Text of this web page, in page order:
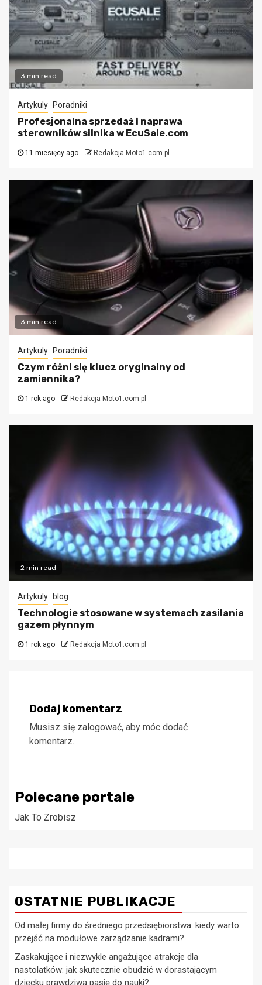
3 min read
Artykuly Poradniki
Profesjonalna sprzedaż i naprawa
sterowników silnika w EcuSale.com
11 miesięcy ago Redakcja Moto1.com.pl
3 min read
Artykuly Poradniki
Czym różni się klucz oryginalny od
zamiennika?
1 rok ago Redakcja Moto1.com.pl
2 min read
Artykuly blog
Technologie stosowane w systemach zasilania
gazem płynnym
1 rok ago Redakcja Moto1.com.pl
Dodaj komentarz
Musisz się zalogować, aby móc dodać
komentarz.
Polecane portale
Jak To Zrobisz
OSTATNIE PUBLIKACJE
Od małej firmy do średniego przedsiębiorstwa. kiedy warto
przejść na modułowe zarządzanie kadrami?
Zaskakujące i niezwykle angażujące atrakcje dla
nastolatków: jak skutecznie obudzić w dorastającym
dziecku prawdziwą pasję do nauki?